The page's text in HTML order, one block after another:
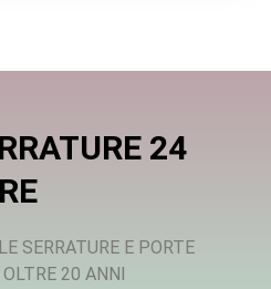
24
SERRATURE E PORTE
20 ANNI